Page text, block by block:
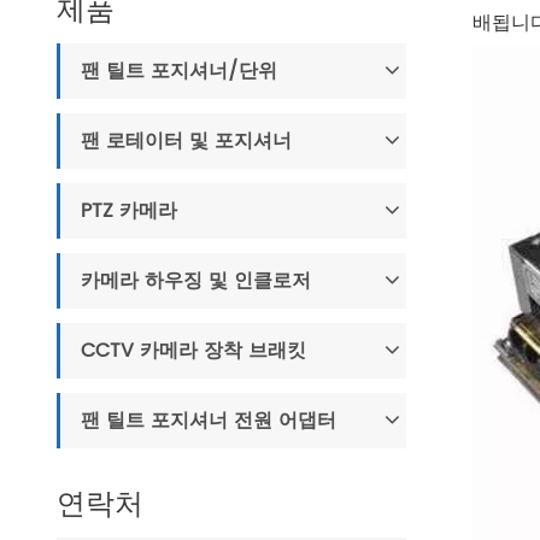
제품
팬 틸트 포지셔너/단위
팬 로테이터 및 포지셔너
PTZ 카메라
카메라 하우징 및 인클로저
CCTV 카메라 장착 브래킷
팬 틸트 포지셔너 전원 어댑터
연락처
배됩니